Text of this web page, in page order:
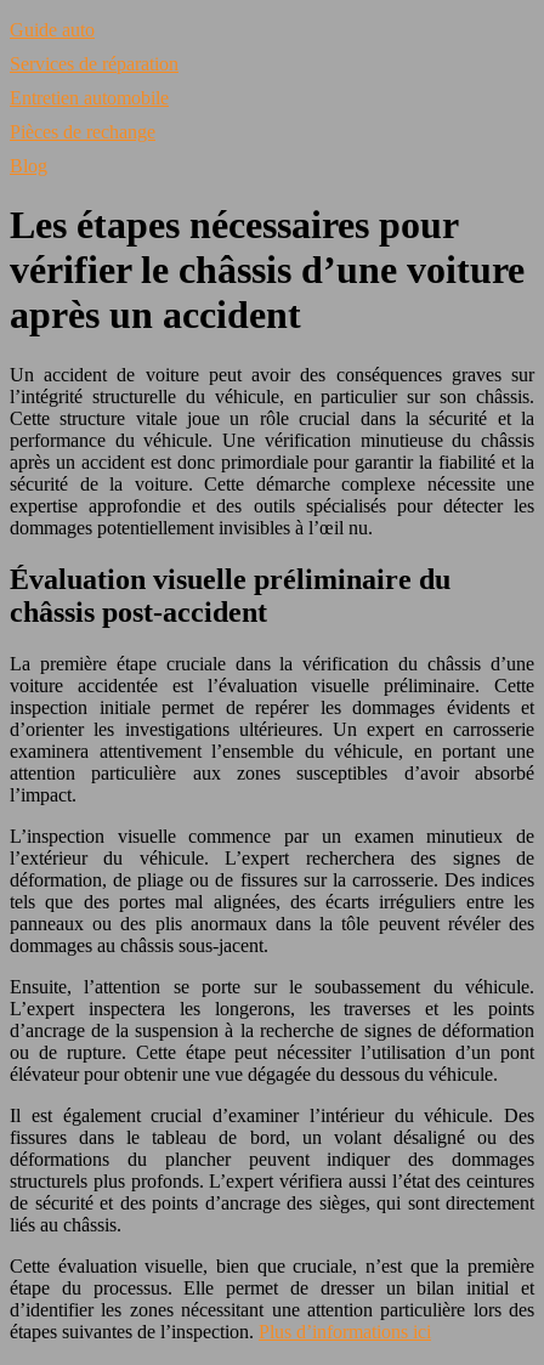
Guide auto
Services de réparation
Entretien automobile
Pièces de rechange
Blog
Les étapes nécessaires pour
vérifier le châssis d’une voiture
après un accident
Un accident de voiture peut avoir des conséquences graves sur
l’intégrité structurelle du véhicule, en particulier sur son châssis.
Cette structure vitale joue un rôle crucial dans la sécurité et la
performance du véhicule. Une vérification minutieuse du châssis
après un accident est donc primordiale pour garantir la fiabilité et la
sécurité de la voiture. Cette démarche complexe nécessite une
expertise approfondie et des outils spécialisés pour détecter les
dommages potentiellement invisibles à l’œil nu.
Évaluation visuelle préliminaire du
châssis post-accident
La première étape cruciale dans la vérification du châssis d’une
voiture accidentée est l’évaluation visuelle préliminaire. Cette
inspection initiale permet de repérer les dommages évidents et
d’orienter les investigations ultérieures. Un expert en carrosserie
examinera attentivement l’ensemble du véhicule, en portant une
attention particulière aux zones susceptibles d’avoir absorbé
l’impact.
L’inspection visuelle commence par un examen minutieux de
l’extérieur du véhicule. L’expert recherchera des signes de
déformation, de pliage ou de fissures sur la carrosserie. Des indices
tels que des portes mal alignées, des écarts irréguliers entre les
panneaux ou des plis anormaux dans la tôle peuvent révéler des
dommages au châssis sous-jacent.
Ensuite, l’attention se porte sur le soubassement du véhicule.
L’expert inspectera les longerons, les traverses et les points
d’ancrage de la suspension à la recherche de signes de déformation
ou de rupture. Cette étape peut nécessiter l’utilisation d’un pont
élévateur pour obtenir une vue dégagée du dessous du véhicule.
Il est également crucial d’examiner l’intérieur du véhicule. Des
fissures dans le tableau de bord, un volant désaligné ou des
déformations du plancher peuvent indiquer des dommages
structurels plus profonds. L’expert vérifiera aussi l’état des ceintures
de sécurité et des points d’ancrage des sièges, qui sont directement
liés au châssis.
Cette évaluation visuelle, bien que cruciale, n’est que la première
étape du processus. Elle permet de dresser un bilan initial et
d’identifier les zones nécessitant une attention particulière lors des
étapes suivantes de l’inspection. Plus d’informations ici